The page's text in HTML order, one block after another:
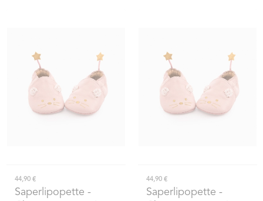
44,90 €
Saperlipopette -
44,90 €
Saperlipopette -